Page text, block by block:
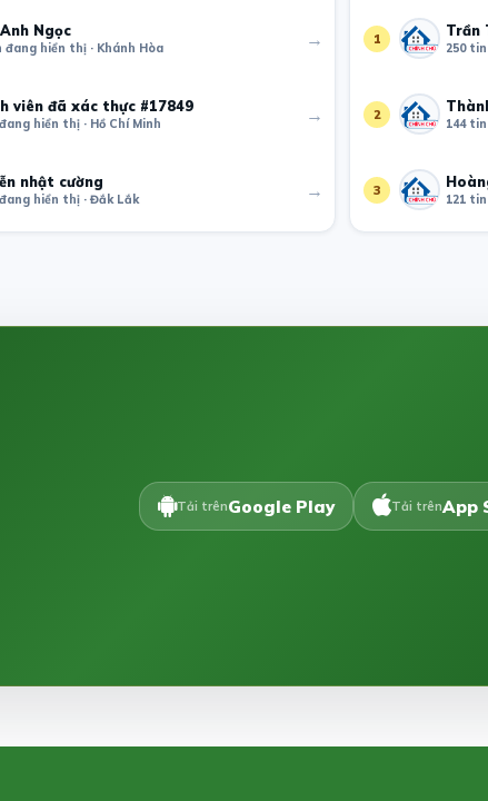
Ngọc
đang hiển thị · Khánh Hòa →
viên đã xác thực #17849
hiển thị · Hồ Chí Minh →
nhật cường
hiển thị · Đắk Lắk →
1 Trần
250
2
144
3
121
Tải trênGoogle Play Tải trênApp